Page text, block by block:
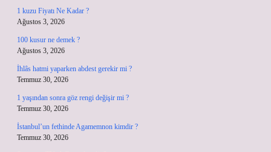
1 kuzu Fiyatı Ne Kadar ?
Ağustos 3, 2026
100 kusur ne demek ?
Ağustos 3, 2026
İhlâs hatmi yaparken abdest gerekir mi ?
Temmuz 30, 2026
1 yaşından sonra göz rengi değişir mi ?
Temmuz 30, 2026
İstanbul’un fethinde Agamemnon kimdir ?
Temmuz 30, 2026